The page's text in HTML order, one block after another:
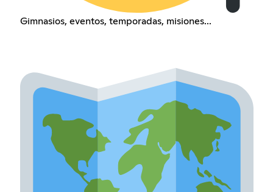
Gimnasios, eventos, temporadas, misiones...